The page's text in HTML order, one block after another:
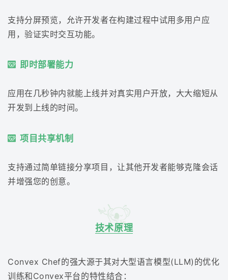
支持分屏预览，允许开发者在构建过程中试用多用户应
用，验证实时交互功能。
即时部署能力
应用在几秒钟内就能上线并对真实用户开放，大大缩短从
开发到上线的时间。
项目共享机制
支持通过简单链接分享项目，让其他开发者能够克隆会话
并增强您的创意。
技术原理
Convex Chef的强大源于其对大型语言模型(LLM)的优化
训练和Convex平台的特性结合：